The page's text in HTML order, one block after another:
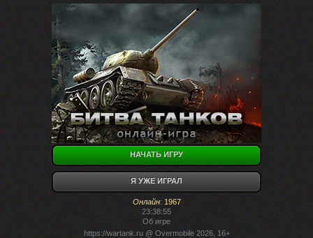
НАЧАТЬ ИГРУ
Я УЖЕ ИГРАЛ
Онлайн: 1967
23:38:55
Об игре
https://wartank.ru@ Overmobile 2026, 16+